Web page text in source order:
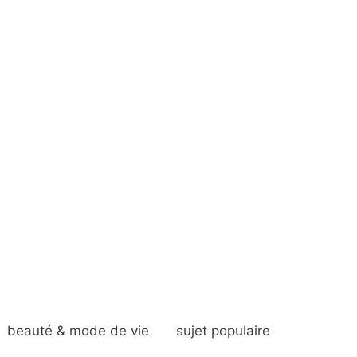
beauté & mode de vie sujet populaire